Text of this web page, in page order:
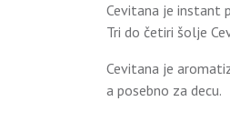
Cevitana je instant
Tri do četiri šolje
Cevitana je
a posebno za decu.